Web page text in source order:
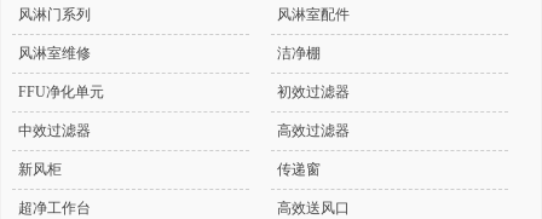
风淋门系列 风淋室配件
风淋室维修 洁净棚
FFU净化单元 初效过滤器
中效过滤器 高效过滤器
新风柜 传递窗
超净工作台 高效送风口